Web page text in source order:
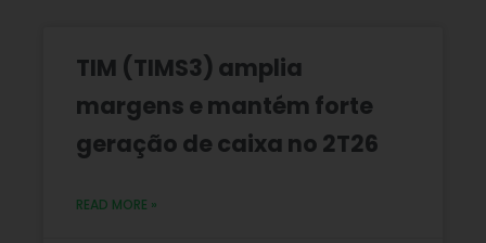
TIM (TIMS3) amplia
margens e mantém forte
geração de caixa no 2T26
READ MORE »